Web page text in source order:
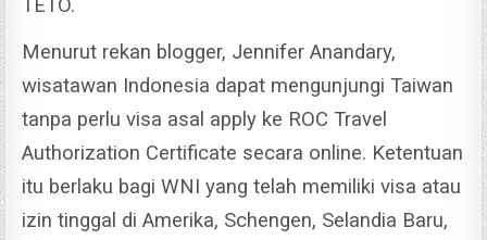
TETO.
Menurut rekan blogger, Jennifer Anandary,
wisatawan Indonesia dapat mengunjungi Taiwan
tanpa perlu visa asal apply ke ROC Travel
Authorization Certificate secara online. Ketentuan
itu berlaku bagi WNI yang telah memiliki visa atau
izin tinggal di Amerika, Schengen, Selandia Baru,